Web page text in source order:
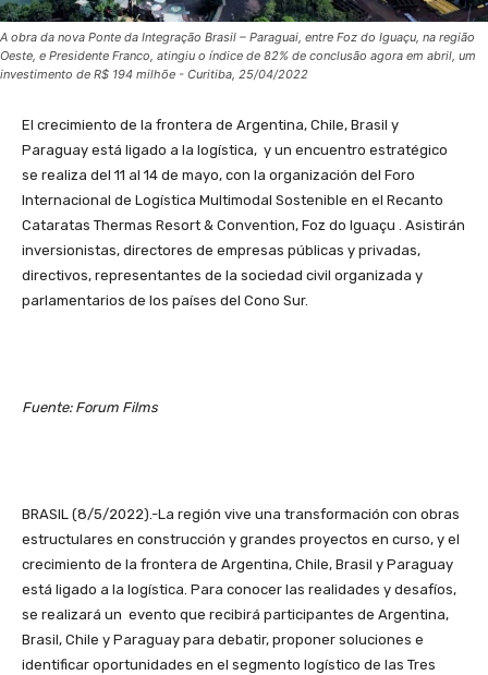
A obra da nova Ponte da Integração Brasil – Paraguai, entre Foz do Iguaçu, na região
Oeste, e Presidente Franco, atingiu o índice de 82% de conclusão agora em abril, um
investimento de R$ 194 milhõe - Curitiba, 25/04/2022
El crecimiento de la frontera de Argentina, Chile, Brasil y
Paraguay está ligado a la logística, y un encuentro estratégico
se realiza del 11 al 14 de mayo, con la organización del Foro
Internacional de Logística Multimodal Sostenible en el Recanto
Cataratas Thermas Resort & Convention, Foz do Iguaçu . Asistirán
inversionistas, directores de empresas públicas y privadas,
directivos, representantes de la sociedad civil organizada y
parlamentarios de los países del Cono Sur.
Fuente: Forum Films
BRASIL (8/5/2022).-La región vive una transformación con obras
estructulares en construcción y grandes proyectos en curso, y el
crecimiento de la frontera de Argentina, Chile, Brasil y Paraguay
está ligado a la logística. Para conocer las realidades y desafíos,
se realizará un evento que recibirá participantes de Argentina,
Brasil, Chile y Paraguay para debatir, proponer soluciones e
identificar oportunidades en el segmento logístico de las Tres